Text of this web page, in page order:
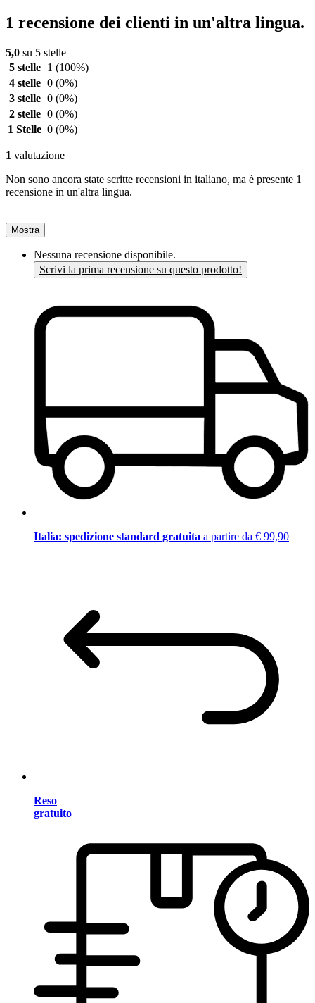
1 recensione dei clienti in un'altra lingua.
5,0 su 5 stelle
5 stelle
1 (100%)
4 stelle 0 (0%)
3 stelle 0 (0%)
2 stelle 0 (0%)
1 Stelle 0 (0%)
1 valutazione
Non sono ancora state scritte recensioni in italiano, ma è presente 1
recensione in un'altra lingua.
Mostra
Nessuna recensione disponibile.
Scrivi la prima recensione su questo prodotto!
Italia: spedizione standard gratuita a partire da € 99,90
Reso
gratuito